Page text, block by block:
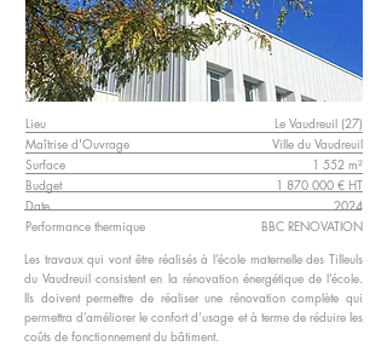
Lieu
Maîtrise d'Ouvrage
Surface
Budget
Date
Performance thermique
Le Vaudreuil (27)
Ville du Vaudreuil
1 552 m²
1 870 000 € HT
2024
BBC RENOVATION
Les travaux qui vont être réalisés à l’école maternelle des Tilleuls
du Vaudreuil consistent en la rénovation énergétique de l’école.
Ils doivent permettre de réaliser une rénovation complète qui
permettra d’améliorer le confort d’usage et à terme de réduire les
coûts de fonctionnement du bâtiment.